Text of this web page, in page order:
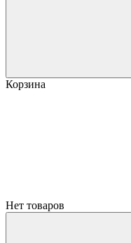
Корзина
Нет товаров